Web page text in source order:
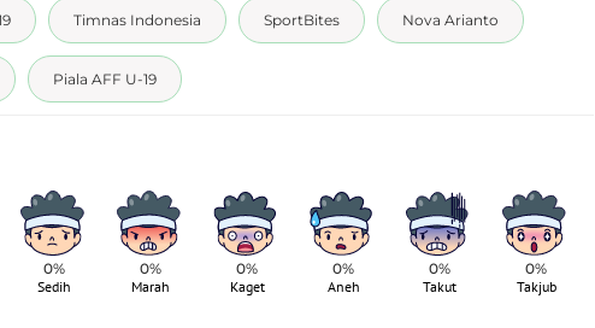
Timnas Indonesia SportBites Nova Arianto
Piala AFF U-19
0%
Sedih
0%
Marah
0%
Kaget
0%
Aneh
0%
Takut
0%
Takjub